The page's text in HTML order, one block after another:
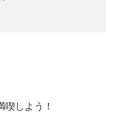
しよう！